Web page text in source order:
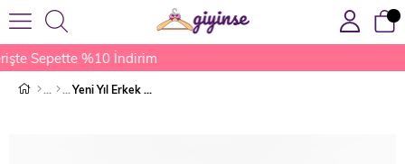
Sepette %10 İndirim
Yeni Yıl Erkek Çocuk Pijama Takımı Kırmızı